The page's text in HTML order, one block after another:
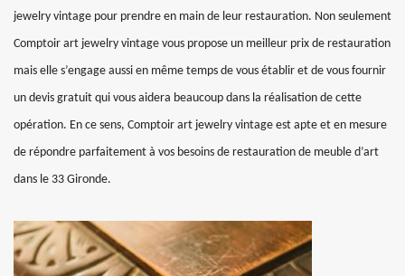
jewelry vintage pour prendre en main de leur restauration. Non seulement
Comptoir art jewelry vintage vous propose un meilleur prix de restauration
mais elle s’engage aussi en même temps de vous établir et de vous fournir
un devis gratuit qui vous aidera beaucoup dans la réalisation de cette
opération. En ce sens, Comptoir art jewelry vintage est apte et en mesure
de répondre parfaitement à vos besoins de restauration de meuble d’art
dans le 33 Gironde.